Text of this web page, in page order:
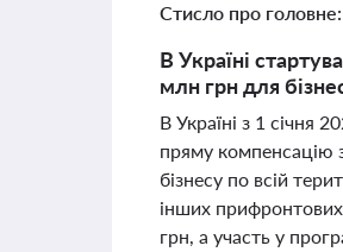
Стисло про головне:
В Україні
млн грн для
В Україні з 1 січня
пряму компенсацію
бізнесу по всій
інших
грн, а участь у